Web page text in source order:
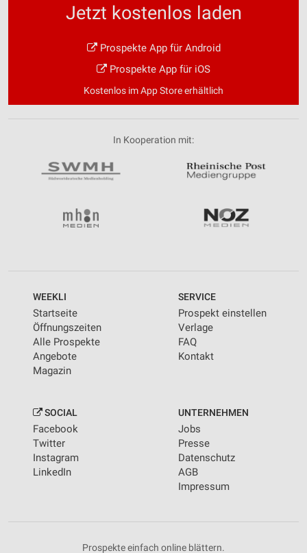
Jetzt kostenlos laden
Prospekte App für Android
Prospekte App für iOS
Kostenlos im App Store erhältlich
In Kooperation mit:
WEEKLI
Startseite
Öffnungszeiten
Alle Prospekte
Angebote
Magazin
SERVICE
Prospekt einstellen
Verlage
FAQ
Kontakt
SOCIAL
Facebook
Twitter
Instagram
LinkedIn
UNTERNEHMEN
Jobs
Presse
Datenschutz
AGB
Impressum
Prospekte einfach online blättern.